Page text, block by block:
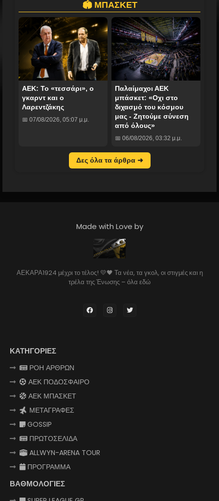
🏟️ ΜΠΑΣΚΕΤ
ΑΕΚ: Το «τεσσάρι», ο
γκαρντ και ο
Λαρεντζάκης
📅 07/08/2026, 05:07 μ.μ.
Παλαίμαχοι ΑΕΚ
μπάσκετ: «Οχι στο
διχασμό του κόσμου
μας - Ζητούμε σύνεση
από όλους»
📅 06/08/2026, 03:32 μ.μ.
Δες όλα τα άρθρα ➜
Made with Love by
ΑΕΚΑΡΑ1924 μέχρι το τέλος! 💛🖤 Τα νέα, τα γκολ, οι στιγμές και η
τρέλα της Ένωσης – όλα εδώ
ΚΑΤΗΓΟΡΙΕΣ
ΡΟΗ ΑΡΘΡΩΝ
ΑΕΚ ΠΟΔΟΣΦΑΙΡΟ
ΑΕΚ ΜΠΑΣΚΕΤ
ΜΕΤΑΓΡΑΦΕΣ
GOSSIP
ΠΡΩΤΟΣΕΛΙΔΑ
ALLWYN-ARENA TOUR
ΠΡΟΓΡΑΜΜΑ
ΒΑΘΜΟΛΟΓΙΕΣ